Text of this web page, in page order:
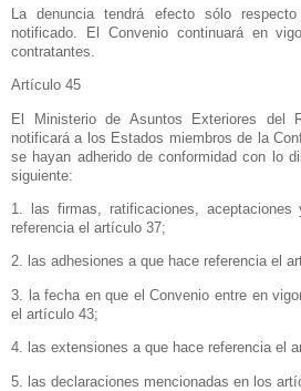
La denuncia tendrá efecto sólo
notificado. El Convenio continuará en
contratantes.
Artículo 45
El Ministerio de Asuntos Exteriores del
notificará a los Estados miembros de la
se hayan adherido de conformidad con lo
siguiente:
1. las firmas, ratificaciones,
referencia el artículo 37;
2. las adhesiones a que hace referencia el
3. la fecha en que el Convenio entre en
el artículo 43;
4. las extensiones a que hace referencia el
5. las declaraciones mencionadas en los